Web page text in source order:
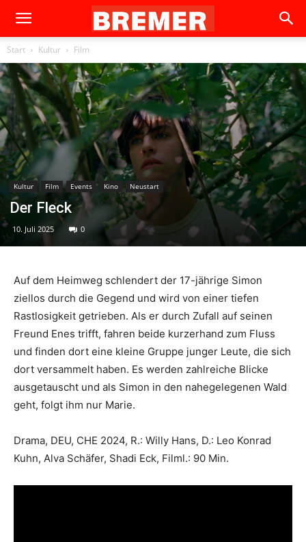
Start Kultur Film
Kultur Film Events Kino Neustart
Der Fleck
10. Juli 2025 0
Auf dem Heimweg schlendert der 17-jährige Simon
ziellos durch die Gegend und wird von einer tiefen
Rastlosigkeit getrieben. Als er durch Zufall auf seinen
Freund Enes trifft, fahren beide kurzerhand zum Fluss
und finden dort eine kleine Gruppe junger Leute, die sich
dort versammelt haben. Es werden zahlreiche Blicke
ausgetauscht und als Simon in den nahegelegenen Wald
geht, folgt ihm nur Marie.
Drama, DEU, CHE 2024, R.: Willy Hans, D.: Leo Konrad
Kuhn, Alva Schäfer, Shadi Eck, Filml.: 90 Min.